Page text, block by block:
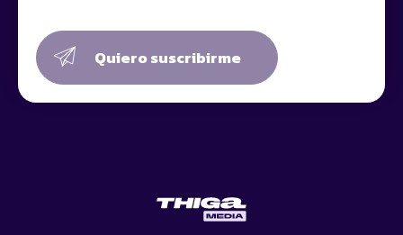
Quiero suscribirme